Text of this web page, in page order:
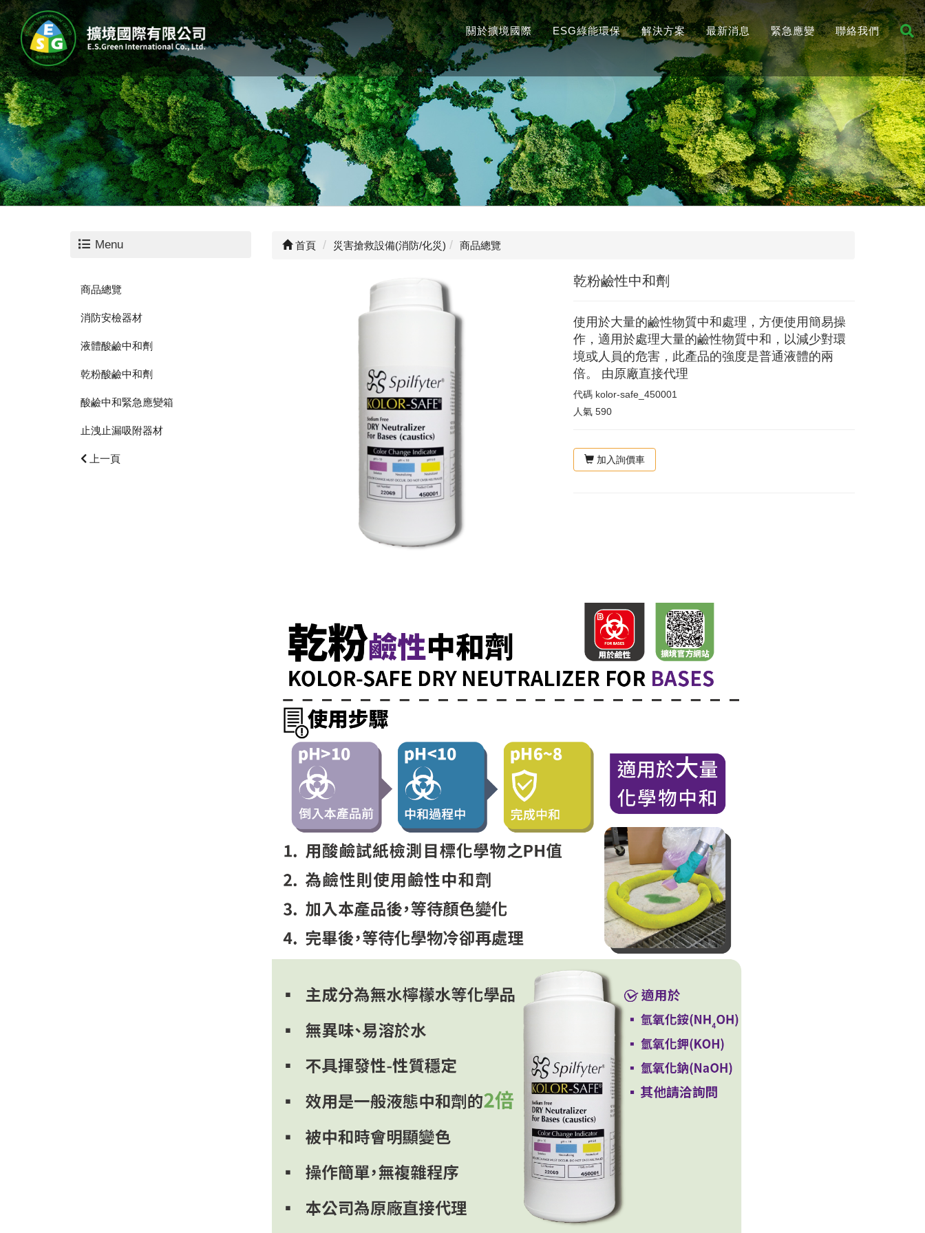
關於擴境國際 ESG綠能環保 解決方案 最新消息 緊急應變 聯絡我們
Menu
商品總覽
消防安檢器材
液體酸鹼中和劑
乾粉酸鹼中和劑
酸鹼中和緊急應變箱
止洩止漏吸附器材
上一頁
首頁 災害搶救設備(消防/化災) 商品總覽
乾粉鹼性中和劑
使用於大量的鹼性物質中和處理，方便使用簡易操
作，適用於處理大量的鹼性物質中和，以減少對環
境或人員的危害，此產品的強度是普通液體的兩
倍。 由原廠直接代理
代碼 kolor-safe_450001
人氣590
加入詢價車